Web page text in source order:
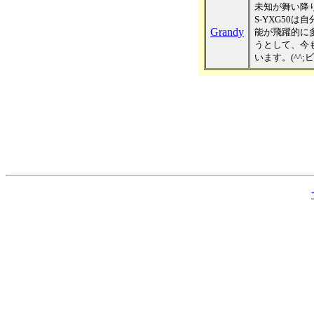
Grandy
未知が舞い降
S-YXG50は自
能が飛躍的に
うとして、今
います。(^^;